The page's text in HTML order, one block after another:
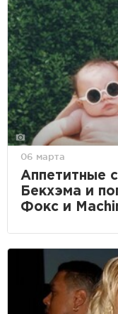
06 марта
Аппетитные
Бекхэма и
Фокс и